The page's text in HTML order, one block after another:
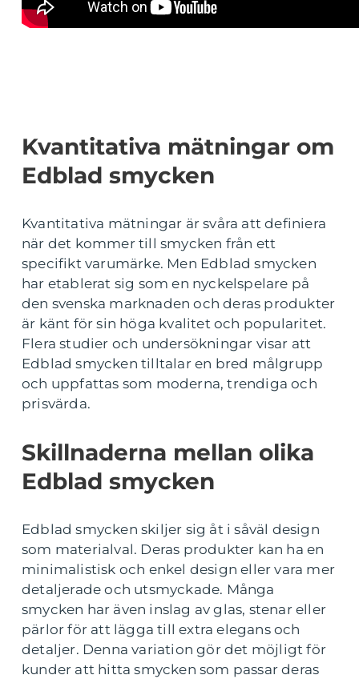
Kvantitativa mätningar om
Edblad smycken
Kvantitativa mätningar är svåra att definiera
när det kommer till smycken från ett
specifikt varumärke. Men Edblad smycken
har etablerat sig som en nyckelspelare på
den svenska marknaden och deras produkter
är känt för sin höga kvalitet och popularitet.
Flera studier och undersökningar visar att
Edblad smycken tilltalar en bred målgrupp
och uppfattas som moderna, trendiga och
prisvärda.
Skillnaderna mellan olika
Edblad smycken
Edblad smycken skiljer sig åt i såväl design
som materialval. Deras produkter kan ha en
minimalistisk och enkel design eller vara mer
detaljerade och utsmyckade. Många
smycken har även inslag av glas, stenar eller
pärlor för att lägga till extra elegans och
detaljer. Denna variation gör det möjligt för
kunder att hitta smycken som passar deras